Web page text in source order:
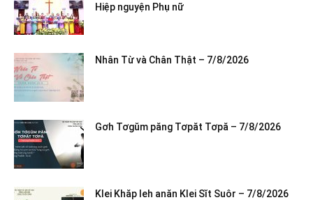
Hiệp nguyện Phụ nữ
Nhân Từ và Chân Thật – 7/8/2026
Gơh Tơgŭm păng Tơpăt Tơpă – 7/8/2026
Klei Khăp leh anăn Klei Sĭt Suôr – 7/8/2026